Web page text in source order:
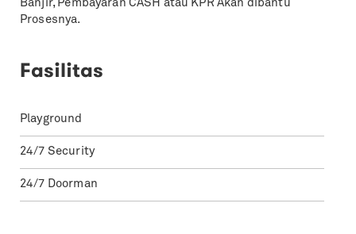
Banjir, Pembayaran CASH atau KPR Akan dibantu
Prosesnya.
Fasilitas
Playground
24/7 Security
24/7 Doorman